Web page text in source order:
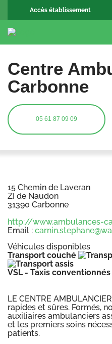
Accès établissement
Centre
Carbonne
05 61 87 09 09
15 Chemin de Laveran
ZI de Naudon
31390 Carbonne
http://www.ambulances-
Email :
Véhicules disponibles
Transport couché
VSL - Taxis
LE CENTRE
rapides et sûres. Formés,
auxiliaires ambulanciers
et les premiers soins
patients.